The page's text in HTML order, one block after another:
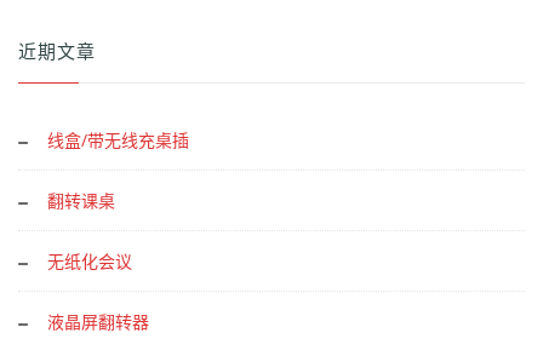
近期文章
线盒/带无线充桌插
翻转课桌
无纸化会议
液晶屏翻转器